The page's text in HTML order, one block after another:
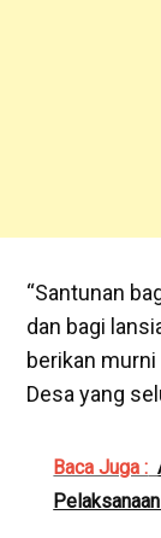
“Santunan
dan bagi
berikan
Desa yang
Baca Juga :